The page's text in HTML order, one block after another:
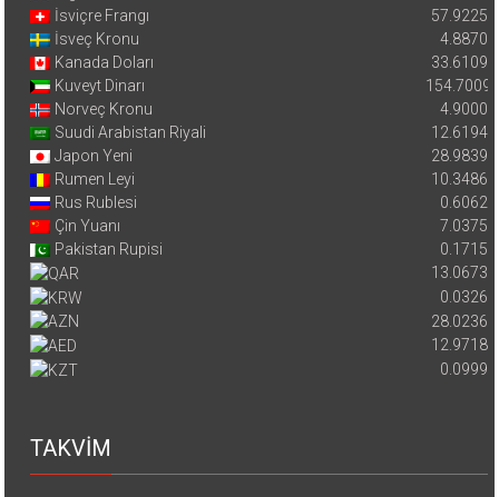
İsviçre Frangı
57.9225
İsveç Kronu
4.8870
Kanada Doları
33.6109
Kuveyt Dinarı
154.7009
Norveç Kronu
4.9000
Suudi Arabistan Riyali
12.6194
Japon Yeni
28.9839
Rumen Leyi
10.3486
Rus Rublesi
0.6062
Çin Yuanı
7.0375
Pakistan Rupisi
0.1715
13.0673
0.0326
28.0236
12.9718
0.0999
TAKVİM